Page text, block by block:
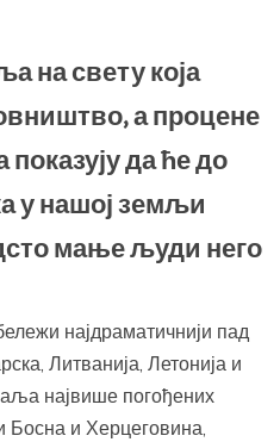
на свету која
а процене
да ће до
у нашој земљи
мање људи него
најдраматичнији пад
Литванија, Летонија и
највише погођених
Босна и Херцеговина,